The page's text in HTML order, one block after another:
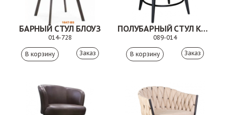
БАРНЫЙ СТУЛ БЛОУЗ
014-728
Заказ
ПОЛУБАРНЫЙ СТУЛ КАРАНТО
089-014
Заказ